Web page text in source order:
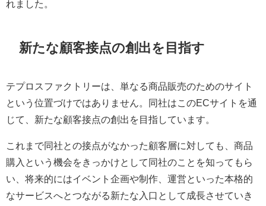
れました。
新たな顧客接点の創出を目指す
テプロスファクトリーは、単なる商品販売のためのサイト
という位置づけではありません。同社はこのECサイトを通
じて、新たな顧客接点の創出を目指しています。
これまで同社との接点がなかった顧客層に対しても、商品
購入という機会をきっかけとして同社のことを知ってもら
い、将来的にはイベント企画や制作、運営といった本格的
なサービスへとつながる新たな入口として成長させていき